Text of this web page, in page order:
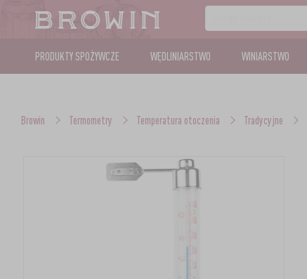
PRODUKTY SPOŻYWCZE WĘDLINIARSTWO WINIARSTWO
Browin Termometry Temperatura otoczenia Tradycyjne